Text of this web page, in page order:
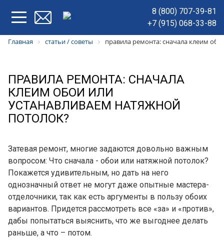
8 (800) 707-39-81
+7 (915) 068-33-88
Главная статьи / советы правила ремонта: сначала клеим
ПРАВИЛА РЕМОНТА: СНАЧАЛА
КЛЕИМ ОБОИ ИЛИ
УСТАНАВЛИВАЕМ НАТЯЖНОЙ
ПОТОЛОК?
Затевая ремонт, многие задаются довольно важным
вопросом: Что сначала - обои или натяжной потолок?
Покажется удивительным, но дать на него
однозначный ответ не могут даже опытные мастера-
отделочники, так как есть аргументы в пользу обоих
вариантов. Придется рассмотреть все «за» и «против»,
дабы попытаться выяснить, что же выгоднее делать
раньше, а что – потом.